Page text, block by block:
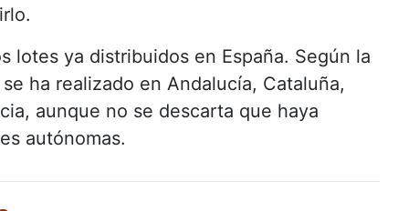
lotes ya distribuidos en España. Según la
ha realizado en Andalucía, Cataluña,
aunque no se descarta que haya
autónomas.